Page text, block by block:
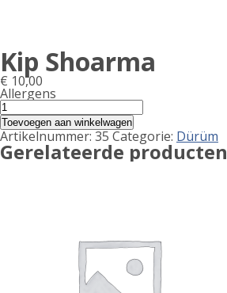
Kip Shoarma
€ 10,00
Allergens
Product
allergen
information
Kip
Shoarma
aantal
Toevoegen aan winkelwagen
Artikelnummer: 35 Categorie: Dürüm
Gerelateerde producten